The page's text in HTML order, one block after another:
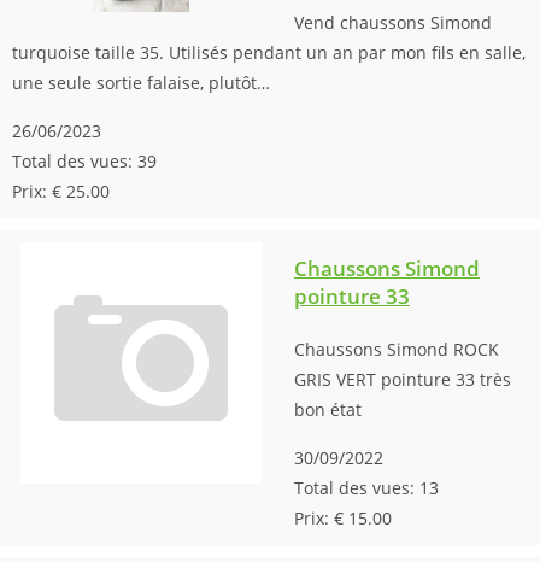
Vend chaussons Simond
turquoise taille 35. Utilisés pendant un an par mon fils en salle,
une seule sortie falaise, plutôt…
26/06/2023
Total des vues: 39
Prix: € 25.00
Chaussons Simond
pointure 33
Chaussons Simond ROCK
GRIS VERT pointure 33 très
bon état
30/09/2022
Total des vues: 13
Prix: € 15.00